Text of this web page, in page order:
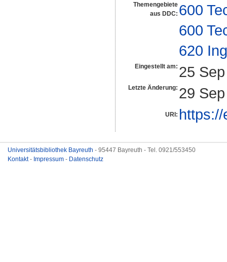
Themengebiete
aus DDC: 600
600
620
Eingestellt am: 25
Letzte Änderung: 29
URI:
Universitätsbibliothek Bayreuth - 95447 Bayreuth - Tel. 0921/553450
Kontakt- Impressum - Datenschutz